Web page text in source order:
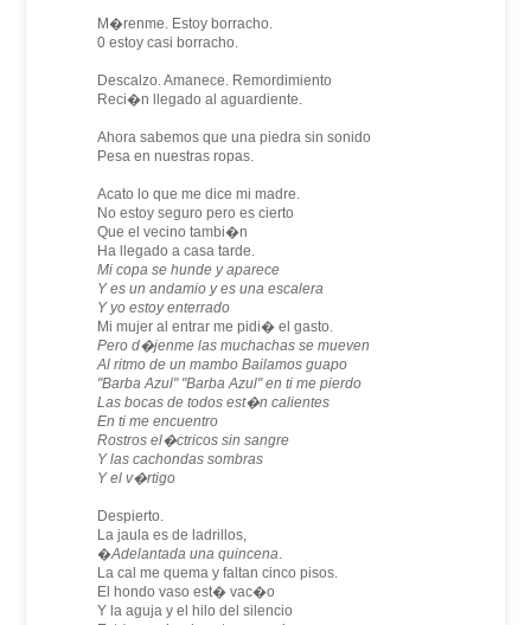
M�renme. Estoy borracho.
0 estoy casi borracho.
Descalzo. Amanece. Remordimiento
Reci�n llegado al aguardiente.
Ahora sabemos que una piedra sin sonido
Pesa en nuestras ropas.
Acato lo que me dice mi madre.
No estoy seguro pero es cierto
Que el vecino tambi�n
Ha llegado a casa tarde.
Mi copa se hunde y aparece
Y es un andamio y es una escalera
Y yo estoy enterrado
Mi mujer al entrar me pidi� el gasto.
Pero d�jenme las muchachas se mueven
Al ritmo de un mambo Bailamos guapo
"Barba Azul" "Barba Azul" en ti me pierdo
Las bocas de todos est�n calientes
En ti me encuentro
Rostros el�ctricos sin sangre
Y las cachondas sombras
Y el v�rtigo
Despierto.
La jaula es de ladrillos,
�Adelantada una quincena.
La cal me quema y faltan cinco pisos.
El hondo vaso est� vac�o
Y la aguja y el hilo del silencio